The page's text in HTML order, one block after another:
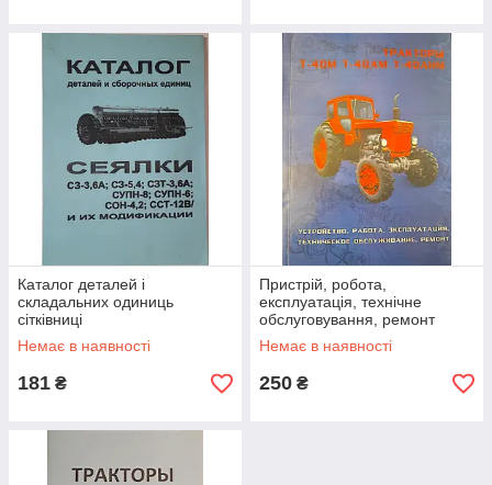
Каталог деталей і
складальних одиниць
сітківниці
Немає в наявності
181 ₴
Пристрій, робота,
експлуатація, технічне
обслуговування, ремонт
трактора Т-40
Немає в наявності
250 ₴